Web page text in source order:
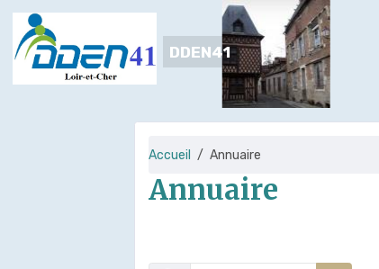
DDEN41
Accueil Annuaire
Annuaire